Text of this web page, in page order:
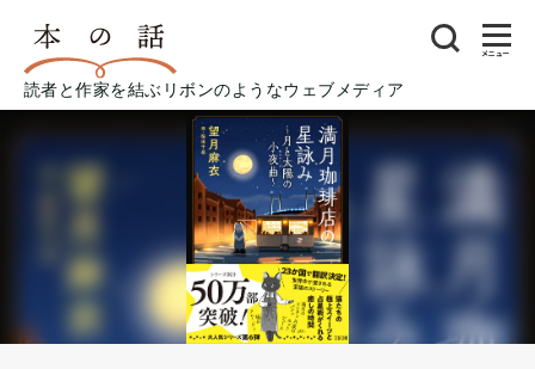
読者と作家を結ぶリボンのようなウェブメディア
メニュー